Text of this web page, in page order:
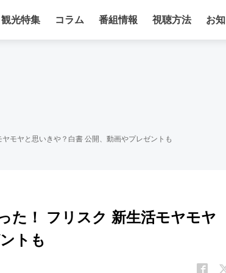
観光特集 コラム 番組情報 視聴方法 お
モヤと思いきや？白書 公開、動画やプレゼントも
た！ フリスク 新生活モヤモヤ
トも